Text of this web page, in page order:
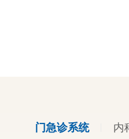
门急诊系统 内